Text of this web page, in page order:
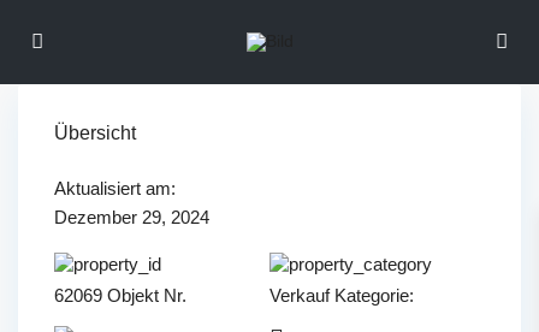
Übersicht
Aktualisiert am:
Dezember 29, 2024
62069 Objekt Nr. VerkaufKategorie: